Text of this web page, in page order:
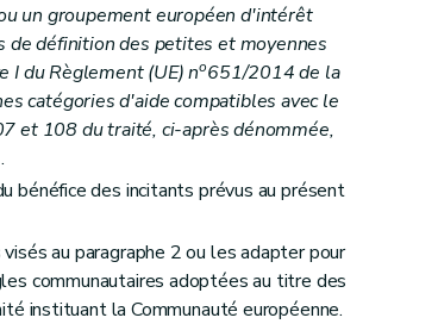
un groupement européen d'intérêt
de définition des petites et moyennes
I du Règlement (UE) no651/2014 de la
catégories d'aide compatibles avec le
et 108 du traité, ci-après dénommée,
.
bénéfice des incitants prévus au présent
au paragraphe 2 ou les adapter pour
communautaires adoptées au titre des
instituant la Communauté européenne.